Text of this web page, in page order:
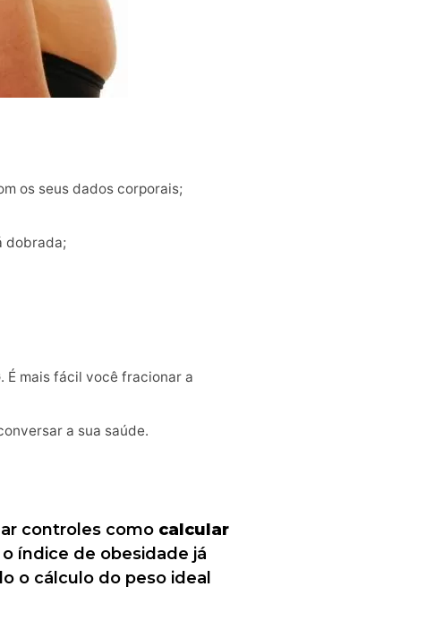
os seus dados corporais;
dobrada;
É mais fácil você fracionar a
a sua saúde.
controles como calcular
índice de obesidade já
o cálculo do peso ideal